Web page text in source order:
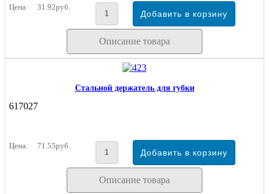
Цена: 31.92руб.
Описание товара
Стальной держатель для губки
617027
Цена: 71.55руб.
Описание товара